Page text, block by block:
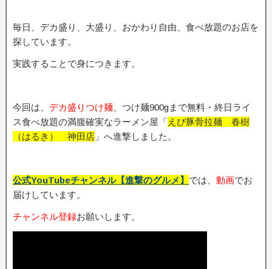
毎日、デカ盛り、大盛り、おかわり自由、食べ放題のお店を
探しています。
実践することで身につきます。
今回は、 デカ盛りつけ麺 、つけ麺900gまで無料・終日ライ
ス食べ放題の満腹確実なラーメン屋「えび豚骨拉麺 春樹
（はるき） 神田店 」へ進撃しました。
公式YouTubeチャンネル【進撃のグルメ】 では、 動画でお
届けしています。
チャンネル登録お願いします。